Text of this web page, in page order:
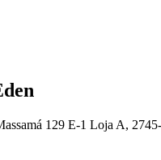
129 E-1 Loja A,